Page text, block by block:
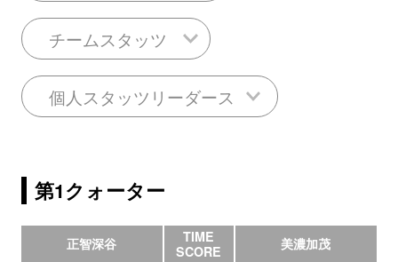
チームスタッツ
個人スタッツリーダース
第1クォーター
正智深谷
TIME
SCORE
美濃加茂